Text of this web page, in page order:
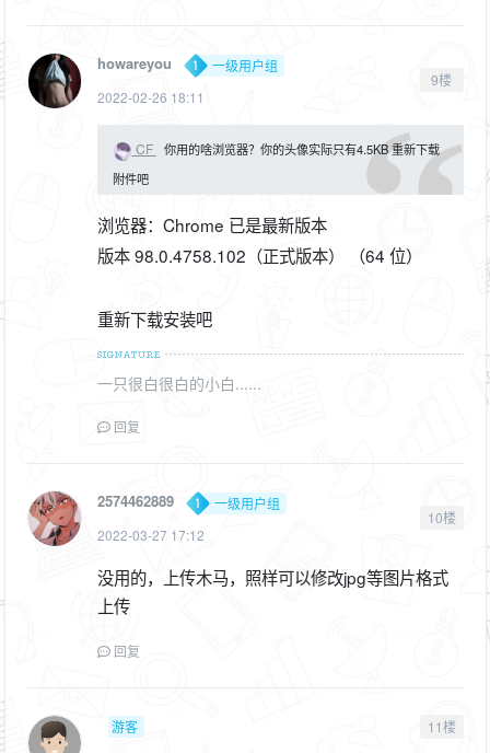
howareyou
一级用户组
2022-02-26 18:11
9楼
CF
你用的啥浏览器？你的头像实际只有4.5KB 重新下载
附件吧
浏览器：Chrome 已是最新版本
版本 98.0.4758.102（正式版本） （64 位）
重新下载安装吧
一只很白很白的小白......
回复
2574462889
一级用户组
2022-03-27 17:12
10楼
没用的，上传木马，照样可以修改jpg等图片格式
上传
回复
游客 11楼